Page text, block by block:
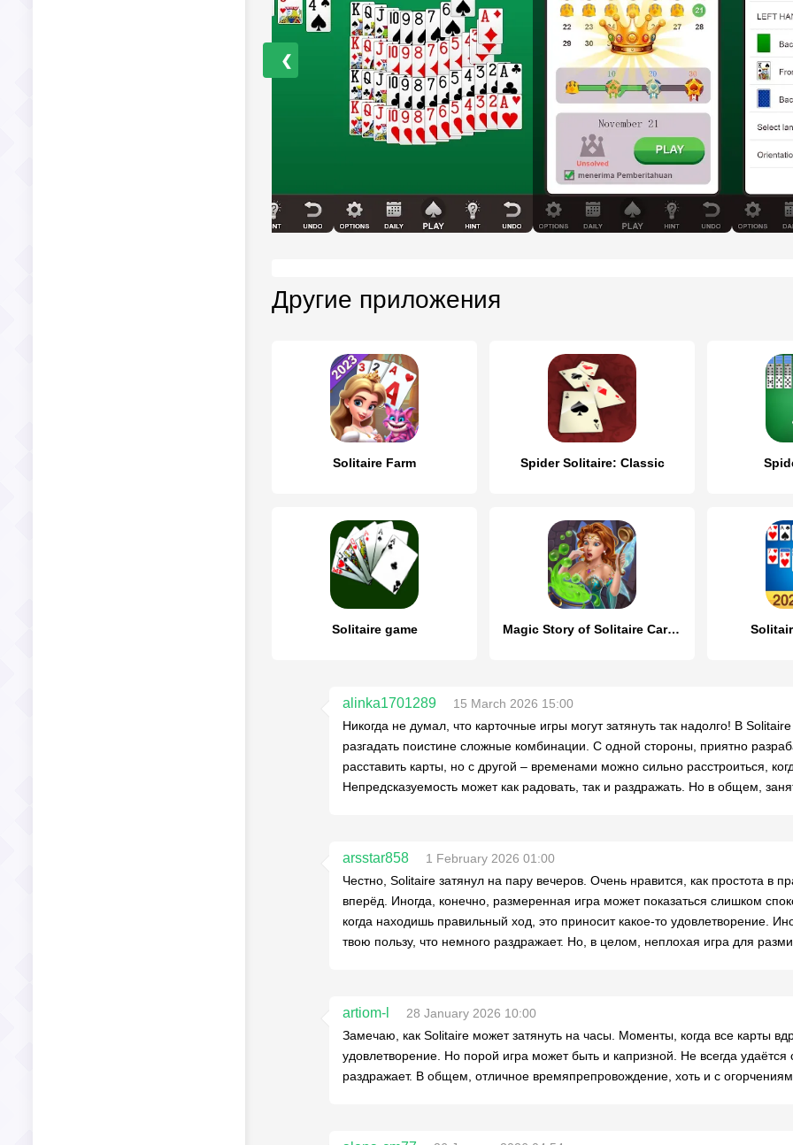
❮
Другие приложения
Solitaire Farm Spider Solitaire: Classic
Solitaire game Magic Story of Solitaire Cards
alinka1701289
15 March 2026 15:00
Никогда не думал, что карточные игры могут затянуть так надолго! В
разгадать поистине сложные комбинации. С одной стороны, приятно
расставить карты, но с другой – временами можно сильно расстроиться,
Непредсказуемость может как радовать, так и раздражать. Но в общем,
arsstar858
1 February 2026 01:00
Честно, Solitaire затянул на пару вечеров. Очень нравится, как простота в
вперёд. Иногда, конечно, размеренная игра может показаться слишком
когда находишь правильный ход, это приносит какое-то удовлетворение.
твою пользу, что немного раздражает. Но, в целом, неплохая игра для
artiom-l
28 January 2026 10:00
Замечаю, как Solitaire может затянуть на часы. Моменты, когда все карты
удовлетворение. Но порой игра может быть и капризной. Не всегда
раздражает. В общем, отличное времяпрепровождение, хоть и с